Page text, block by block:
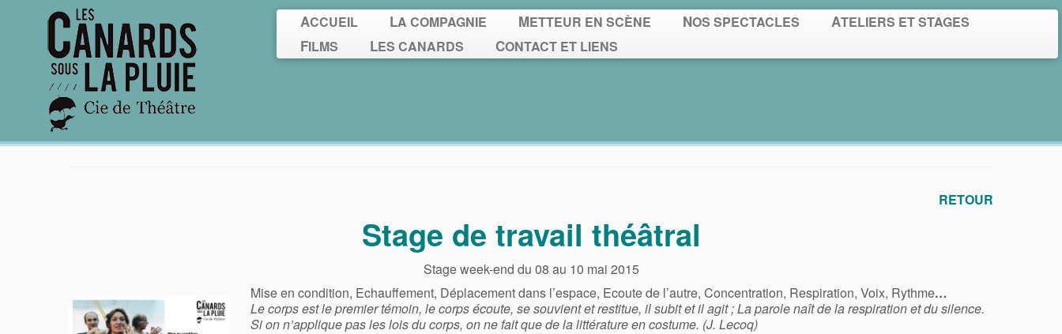
ACCUEIL LA COMPAGNIE METTEUR EN SCÈNE NOS SPECTACLES
ATELIERS ET STAGES
FILMS
LES CANARDS CONTACT ET LIENS
Stages précédents
RETOUR
Stage de travail théâtral
Stage week-end du 08 au 10 mai 2015
Mise en condition, Echauffement, Déplacement dans l’espace, Ecoute de l’autre, Concentration, Respiration, Voix, Rythme…
Le corps est le premier témoin, le corps écoute, se souvient et restitue, il subit et il agit ; La parole naît de la respiration et du silence.
Si on n’applique pas les lois du corps, on ne fait que de la littérature en costume. (J. Lecoq)